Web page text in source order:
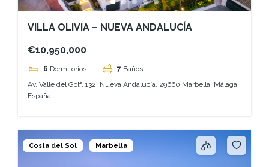
VILLA OLIVIA – NUEVA ANDALUCÍA
€10,950,000
6 Dormitorios 7 Baños
Av. Valle del Golf, 132, Nueva Andalucía, 29660 Marbella, Málaga,
España
Costa del Sol Marbella